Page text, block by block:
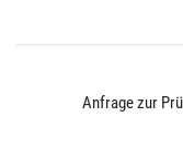
Anfrage zur